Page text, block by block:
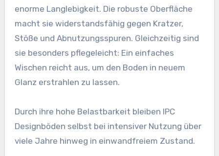
enorme Langlebigkeit. Die robuste Oberfläche
macht sie widerstandsfähig gegen Kratzer,
Stöße und Abnutzungsspuren. Gleichzeitig sind
sie besonders pflegeleicht: Ein einfaches
Wischen reicht aus, um den Boden in neuem
Glanz erstrahlen zu lassen.
Durch ihre hohe Belastbarkeit bleiben IPC
Designböden selbst bei intensiver Nutzung über
viele Jahre hinweg in einwandfreiem Zustand.